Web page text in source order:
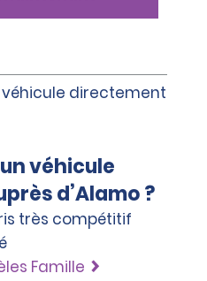
véhicule
d’Alamo ?
très compétitif
Famille